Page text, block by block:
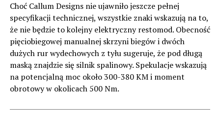
Choć Callum Designs nie ujawniło jeszcze pełnej
specyfikacji technicznej, wszystkie znaki wskazują na to,
że nie będzie to kolejny elektryczny restomod. Obecność
pięciobiegowej manualnej skrzyni biegów i dwóch
dużych rur wydechowych z tyłu sugeruje, że pod długą
maską znajdzie się silnik spalinowy. Spekulacje wskazują
na potencjalną moc około 300-380 KM i moment
obrotowy w okolicach 500 Nm.